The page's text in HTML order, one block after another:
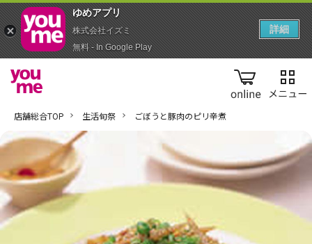
online
店舗総合TOP 生活旬祭 ごぼうと豚肉のピリ辛煮
ゆめアプ‪リ‬
株式会社イズミ
無料 - In Google Play
詳細